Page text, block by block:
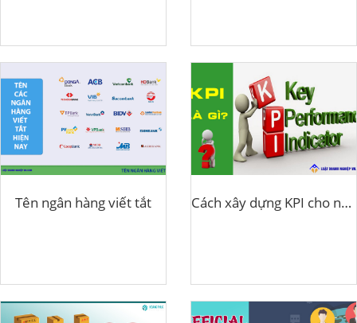
Tên ngân hàng viết tắt Cách xây dựng KPI cho nhân viên công ty